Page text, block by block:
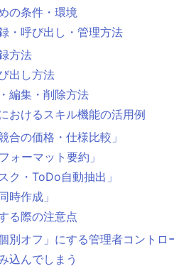
の条件・環境
・呼び出し・管理方法
方法
出し方法
編集・削除方法
おけるスキル機能の活用例
合の価格・仕様比較」
ォーマット要約」
ク・ToDo自動抽出」
時作成」
る際の注意点
別オフ」にする管理者コントロ
込んでしまう